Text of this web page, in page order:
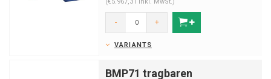
- +
VARIANTS
BMP71 tragbaren